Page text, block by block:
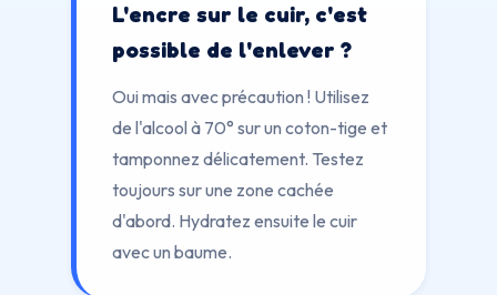
L'encre sur le cuir, c'est
possible de l'enlever ?
Oui mais avec précaution ! Utilisez
de l'alcool à 70° sur un coton-tige et
tamponnez délicatement. Testez
toujours sur une zone cachée
d'abord. Hydratez ensuite le cuir
avec un baume.